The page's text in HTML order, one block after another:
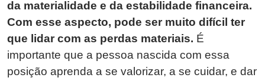
da materialidade e da estabilidade financeira.
Com esse aspecto, pode ser muito difícil ter
que lidar com as perdas materiais. É
importante que a pessoa nascida com essa
posição aprenda a se valorizar, a se cuidar, e dar